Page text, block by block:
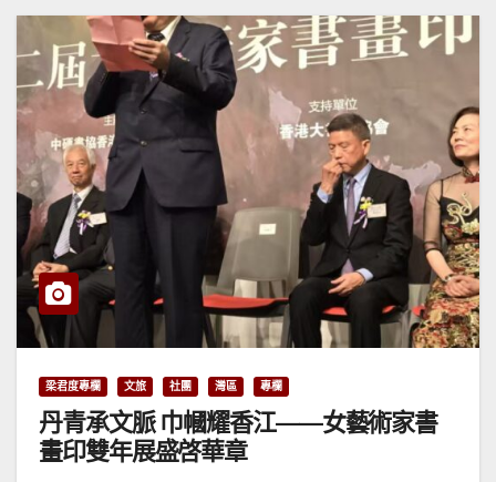
梁君度專欄 文旅 社團 灣區 專欄
丹青承文脈 巾幗耀香江——女藝術家書
畫印雙年展盛啓華章